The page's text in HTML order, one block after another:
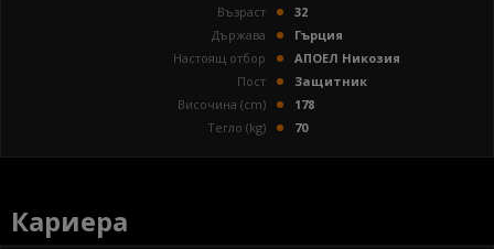
Възраст
32
Държава
Гърция
Настоящ отбор
АПОЕЛ Никозия
Пост
Защитник
Височина (cm)
178
Тегло (kg)
70
Кариера